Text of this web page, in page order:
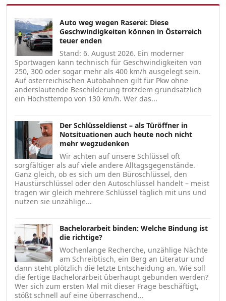
Auto weg wegen Raserei: Diese
Geschwindigkeiten können in Österreich
teuer enden
Stand: 6. August 2026. Ein moderner
Sportwagen kann technisch für Geschwindigkeiten von
250, 300 oder sogar mehr als 400 km/h ausgelegt sein.
Auf österreichischen Autobahnen gilt für Pkw ohne
anderslautende Beschilderung trotzdem grundsätzlich
ein Höchsttempo von 130 km/h. Wer das...
Der Schlüsseldienst – als Türöffner in
Notsituationen auch heute noch nicht
mehr wegzudenken
Wir achten auf unsere Schlüssel oft
sorgfältiger als auf viele andere Alltagsgegenstände.
Ganz gleich, ob es sich um den Büroschlüssel, den
Haustürschlüssel oder den Autoschlüssel handelt – meist
tragen wir gleich mehrere Schlüssel täglich mit uns und
nutzen sie unzählige...
Bachelorarbeit binden: Welche Bindung ist
die richtige?
Wochenlange Recherche, unzählige Nächte
am Schreibtisch, ein Berg an Literatur und
dann steht plötzlich die letzte Entscheidung an. Wie soll
die fertige Bachelorarbeit überhaupt gebunden werden?
Wer sich zum ersten Mal mit dieser Frage beschäftigt,
stößt schnell auf eine überraschend...